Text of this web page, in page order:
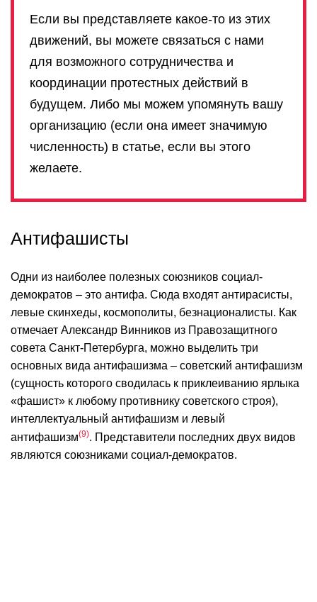
Если вы представляете какое-то из этих
движений, вы можете связаться с нами
для возможного сотрудничества и
координации протестных действий в
будущем. Либо мы можем упомянуть вашу
организацию (если она имеет значимую
численность) в статье, если вы этого
желаете.
Антифашисты
Одни из наиболее полезных союзников социал-
демократов – это антифа. Сюда входят антирасисты,
левые скинхеды, космополиты, безнационалисты. Как
отмечает Александр Винников из Правозащитного
совета Санкт-Петербурга, можно выделить три
основных вида антифашизма – советский антифашизм
(сущность которого сводилась к приклеиванию ярлыка
«фашист» к любому противнику советского строя),
интеллектуальный антифашизм и левый
антифашизм 9 . Представители последних двух видов
являются союзниками социал-демократов.